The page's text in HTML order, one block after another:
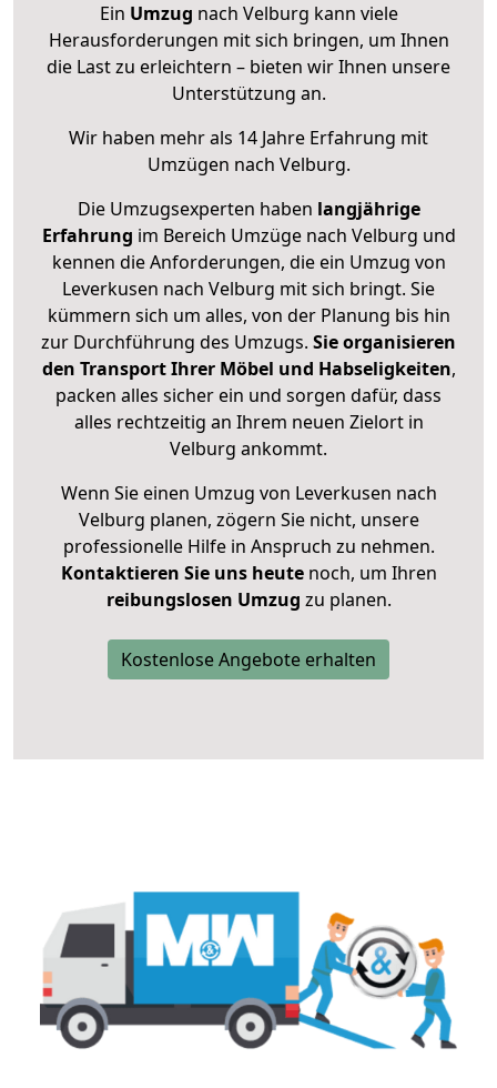
Ein Umzug nach Velburg kann viele
Herausforderungen mit sich bringen, um Ihnen
die Last zu erleichtern – bieten wir Ihnen unsere
Unterstützung an.
Wir haben mehr als 14 Jahre Erfahrung mit
Umzügen nach Velburg.
Die Umzugsexperten haben langjährige
Erfahrung im Bereich Umzüge nach Velburg und
kennen die Anforderungen, die ein Umzug von
Leverkusen nach Velburg mit sich bringt. Sie
kümmern sich um alles, von der Planung bis hin
zur Durchführung des Umzugs. Sie organisieren
den Transport Ihrer Möbel und Habseligkeiten,
packen alles sicher ein und sorgen dafür, dass
alles rechtzeitig an Ihrem neuen Zielort in
Velburg ankommt.
Wenn Sie einen Umzug von Leverkusen nach
Velburg planen, zögern Sie nicht, unsere
professionelle Hilfe in Anspruch zu nehmen.
Kontaktieren Sie uns heutenoch, um Ihren
reibungslosen Umzug zu planen.
Kostenlose Angebote erhalten